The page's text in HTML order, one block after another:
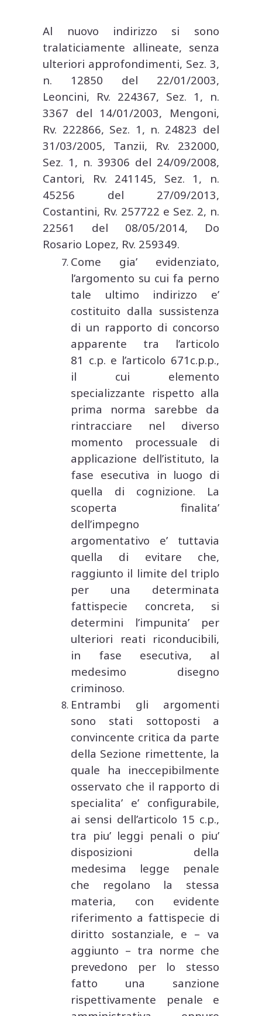
Al nuovo indirizzo si sono
tralaticiamente allineate, senza
ulteriori approfondimenti, Sez. 3,
n. 12850 del 22/01/2003,
Leoncini, Rv. 224367, Sez. 1, n.
3367 del 14/01/2003, Mengoni,
Rv. 222866, Sez. 1, n. 24823 del
31/03/2005, Tanzii, Rv. 232000,
Sez. 1, n. 39306 del 24/09/2008,
Cantori, Rv. 241145, Sez. 1, n.
45256 del 27/09/2013,
Costantini, Rv. 257722 e Sez. 2, n.
22561 del 08/05/2014, Do
Rosario Lopez, Rv. 259349.
Come gia’ evidenziato,
l’argomento su cui fa perno
tale ultimo indirizzo e’
costituito dalla sussistenza
di un rapporto di concorso
apparente tra l’articolo
81 c.p. e l’articolo 671c.p.p.,
il cui elemento
specializzante rispetto alla
prima norma sarebbe da
rintracciare nel diverso
momento processuale di
applicazione dell’istituto, la
fase esecutiva in luogo di
quella di cognizione. La
scoperta finalita’
dell’impegno
argomentativo e’ tuttavia
quella di evitare che,
raggiunto il limite del triplo
per una determinata
fattispecie concreta, si
determini l’impunita’ per
ulteriori reati riconducibili,
in fase esecutiva, al
medesimo disegno
criminoso.
Entrambi gli argomenti
sono stati sottoposti a
convincente critica da parte
della Sezione rimettente, la
quale ha ineccepibilmente
osservato che il rapporto di
specialita’ e’ configurabile,
ai sensi dell’articolo 15 c.p.,
tra piu’ leggi penali o piu’
disposizioni della
medesima legge penale
che regolano la stessa
materia, con evidente
riferimento a fattispecie di
diritto sostanziale, e – va
aggiunto – tra norme che
prevedono per lo stesso
fatto una sanzione
rispettivamente penale e